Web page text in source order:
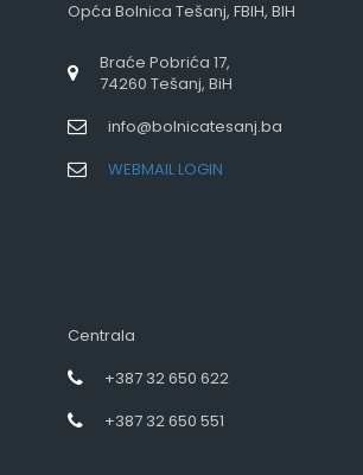
Opća Bolnica Tešanj, FBIH, BIH
Braće Pobrića 17,
74260 Tešanj, BiH
info@bolnicatesanj.ba
WEBMAIL LOGIN
Centrala
+387 32 650 622
+387 32 650 551